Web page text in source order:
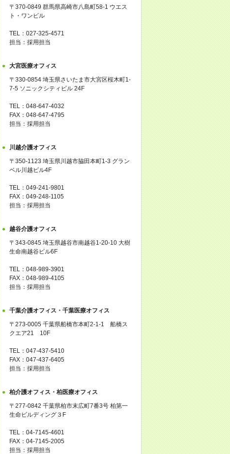
〒370-0849 群馬県高崎市八島町58-1 ウエス
ト・ワンビル
TEL：027-325-4571
担当：採用担当
大宮医療オフィス
〒330-0854 埼玉県さいたま市大宮区桜木町1-
7-5 ソニックシティビル 24F
TEL：048-647-4032
FAX：048-647-4795
担当：採用担当
川越介護オフィス
〒350-1123 埼玉県川越市脇田本町1-3 グラン
ベル川越ビル4F
TEL：049-241-9801
FAX：049-248-1105
担当：採用担当
越谷介護オフィス
〒343-0845 埼玉県越谷市南越谷1-20-10 大樹
生命南越谷ビル6F
TEL：048-989-3901
FAX：048-989-4105
担当：採用担当
千葉介護オフィス・千葉医療オフィス
〒273-0005 千葉県船橋市本町2-1-1 船橋ス
クエア21 10F
TEL：047-437-5410
FAX：047-437-6405
担当：採用担当
柏介護オフィス・柏医療オフィス
〒277-0842 千葉県柏市末広町7番3号 柏第一
生命ビルディング３F
TEL：04-7145-4601
FAX：04-7145-2005
担当：採用担当